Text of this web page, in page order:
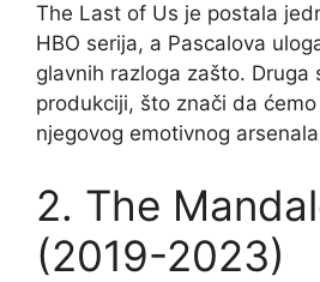
The Last of Us je postala
HBO serija, a Pascalova
glavnih razloga zašto. Druga
produkciji, što znači da
njegovog emotivnog
2. The
(2019-2023)